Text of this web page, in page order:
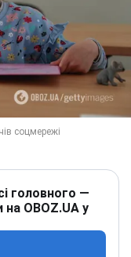
головного —
на OBOZ.UA у